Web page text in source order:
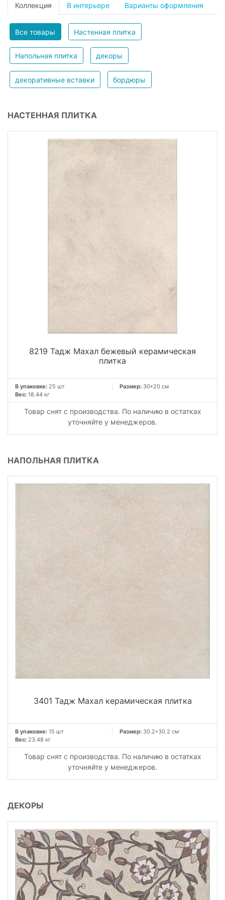
Коллекция В интерьере Варианты оформления
Все товары Настенная плитка
Напольная плитка декоры
декоративные вставки бордюры
НАСТЕННАЯ ПЛИТКА
8219 Тадж Махал бежевый керамическая
плитка
В упаковке: 25 шт Размер: 30*20 см
Вес: 18.44 кг
Товар снят с производства. По наличию в остатках
уточняйте у менеджеров.
НАПОЛЬНАЯ ПЛИТКА
3401 Тадж Махал керамическая плитка
В упаковке: 15 шт Размер: 30.2*30.2 см
Вес: 23.48 кг
Товар снят с производства. По наличию в остатках
уточняйте у менеджеров.
ДЕКОРЫ